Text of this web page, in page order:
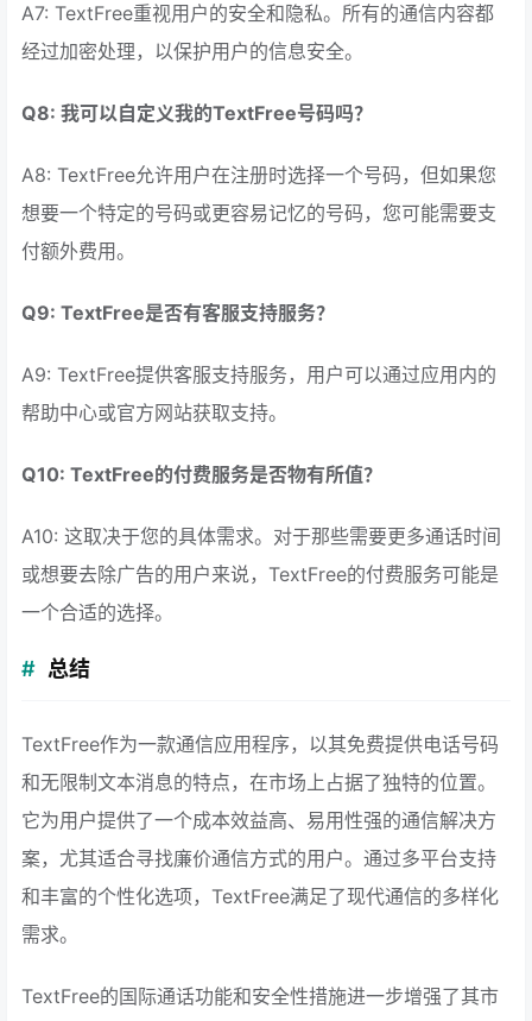
A7: TextFree重视用户的安全和隐私。所有的通信内容都
经过加密处理，以保护用户的信息安全。
Q8: 我可以自定义我的TextFree号码吗？
A8: TextFree允许用户在注册时选择一个号码，但如果您
想要一个特定的号码或更容易记忆的号码，您可能需要支
付额外费用。
Q9: TextFree是否有客服支持服务？
A9: TextFree提供客服支持服务，用户可以通过应用内的
帮助中心或官方网站获取支持。
Q10: TextFree的付费服务是否物有所值？
A10: 这取决于您的具体需求。对于那些需要更多通话时间
或想要去除广告的用户来说，TextFree的付费服务可能是
一个合适的选择。
总结
TextFree作为一款通信应用程序，以其免费提供电话号码
和无限制文本消息的特点，在市场上占据了独特的位置。
它为用户提供了一个成本效益高、易用性强的通信解决方
案，尤其适合寻找廉价通信方式的用户。通过多平台支持
和丰富的个性化选项，TextFree满足了现代通信的多样化
需求。
TextFree的国际通话功能和安全性措施进一步增强了其市